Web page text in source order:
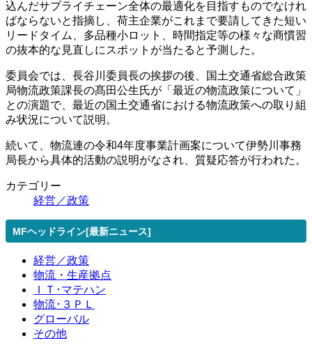
込んだサプライチェーン全体の最適化を目指すものでなけれ
ばならないと指摘し、荷主企業がこれまで要請してきた短い
リードタイム、多品種小ロット、時間指定等の様々な商慣習
の抜本的な見直しにスポットが当たると予測した。
委員会では、長谷川委員長の挨拶の後、国土交通省総合政策
局物流政策課長の髙田公生氏が「最近の物流政策について」
との演題で、最近の国土交通省における物流政策への取り組
み状況について説明。
続いて、物流連の令和4年度事業計画案について伊勢川事務
局長から具体的活動の説明がなされ、質疑応答が行われた。
カテゴリー
経営／政策
MFヘッドライン[最新ニュース]
経営／政策
物流・生産拠点
ＩＴ･マテハン
物流･３ＰＬ
グローバル
その他